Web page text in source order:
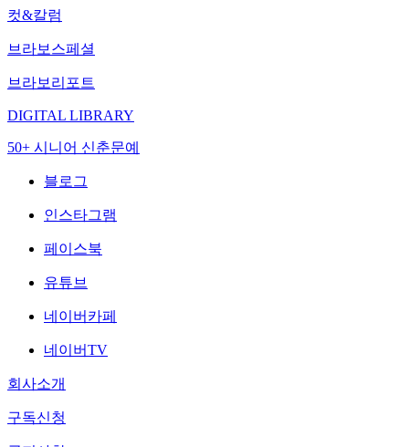
컷&칼럼
브라보스페셜
브라보리포트
DIGITAL LIBRARY
50+ 시니어 신춘문예
블로그
인스타그램
페이스북
유튜브
네이버카페
네이버TV
회사소개
구독신청